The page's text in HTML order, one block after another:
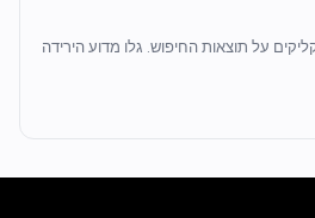
על תוצאות החיפוש. גלו מדוע הירידה